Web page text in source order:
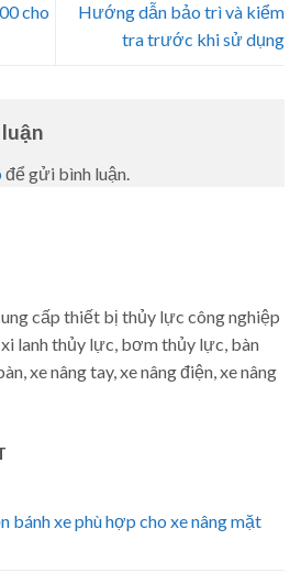
cho
Hướng dẫn bảo trì và kiểm
tra trước khi sử dụng
để gửi bình luận.
cấp thiết bị thủy lực công nghiệp
lanh thủy lực, bơm thủy lực, bàn
xe nâng tay, xe nâng điện, xe nâng
bánh xe phù hợp cho xe nâng mặt